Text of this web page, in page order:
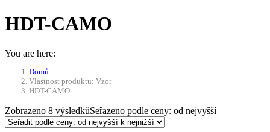
HDT-CAMO
You are here:
Domů
Vlastnost produktu: Vzor
HDT-CAMO
Zobrazeno 8 výsledkůSeřazeno podle ceny: od nejvyšší